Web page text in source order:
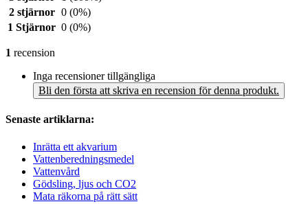
2 stjärnor 0 (0%)
1 Stjärnor 0 (0%)
1 recension
Inga recensioner tillgängliga
Bli den första att skriva en recension för denna produkt.
Senaste artiklarna:
Inrätta ett akvarium
Vattenberedningsmedel
Vattenvård
Gödsling, ljus och CO2
Mata räkorna på rätt sätt